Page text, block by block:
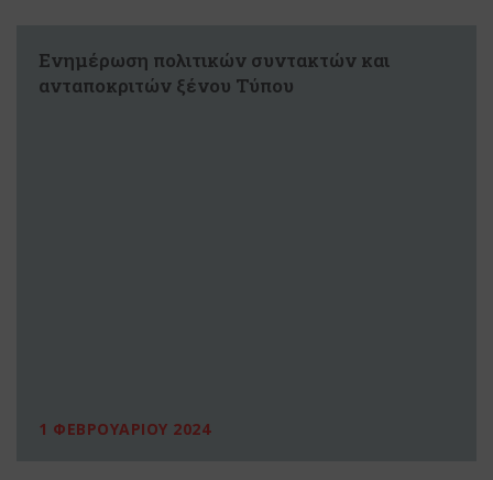
Ενημέρωση πολιτικών συντακτών και
ανταποκριτών ξένου Τύπου
1 ΦΕΒΡΟΥΑΡΙΟΥ 2024